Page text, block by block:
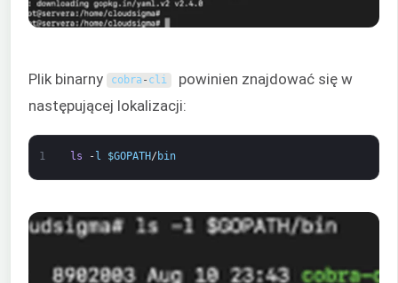
Plik binarny cobra - cli powinien znajdować się w
następującej lokalizacji:
1 ls - l $GOPATH/ bin